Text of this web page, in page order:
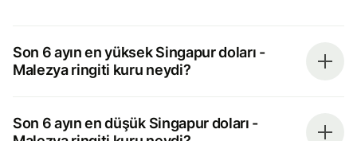
Son 6 ayın en yüksek Singapur doları -
Malezya ringiti kuru neydi?
Son 6 ayın en düşük Singapur doları -